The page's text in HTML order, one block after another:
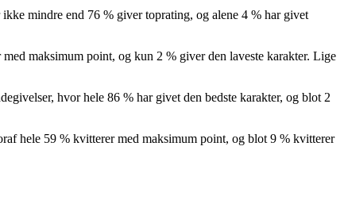
mindre end 76 % giver toprating, og alene 4 % har givet
maksimum point, og kun 2 % giver den laveste karakter. Lige
hvor hele 86 % har givet den bedste karakter, og blot 2
hele 59 % kvitterer med maksimum point, og blot 9 % kvitterer